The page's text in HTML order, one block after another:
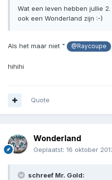
Wat een leven hebben jullie
ook een Wonderland zijn :-)
Als het maar niet " @Raycoupe
hihihi
Quote
Wonderland
Geplaatst: 16 oktober
schreef Mr. Gold: